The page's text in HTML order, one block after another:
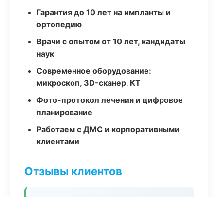
Гарантия до 10 лет на импланты и
ортопедию
Врачи с опытом от 10 лет, кандидаты
наук
Современное оборудование:
микроскоп, 3D-сканер, КТ
Фото-протокол лечения и цифровое
планирование
Работаем с ДМС и корпоративными
клиентами
Отзывы клиентов